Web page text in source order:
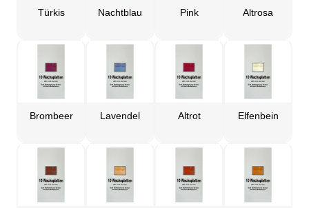
Türkis Nachtblau Pink Altrosa
Brombeer Lavendel Altrot Elfenbein